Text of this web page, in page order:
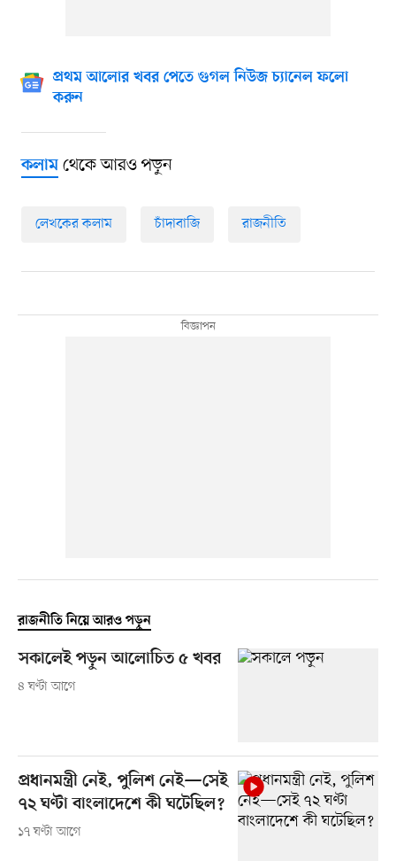
প্রথম আলোর খবর পেতে গুগল নিউজ চ্যানেল ফলো
করুন
কলামথেকে আরও পড়ুন
লেখকের কলাম চাঁদাবাজি রাজনীতি
রাজনীতি নিয়ে আরও পড়ুন
সকালেই পড়ুন আলোচিত ৫ খবর
৪ ঘণ্টা আগে
প্রধানমন্ত্রী নেই, পুলিশ নেই—সেই
৭২ ঘণ্টা বাংলাদেশে কী ঘটেছিল?
১৭ ঘণ্টা আগে